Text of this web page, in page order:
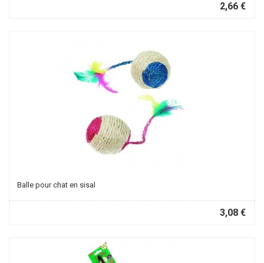
2,66 €
Balle pour chat en sisal
3,08 €